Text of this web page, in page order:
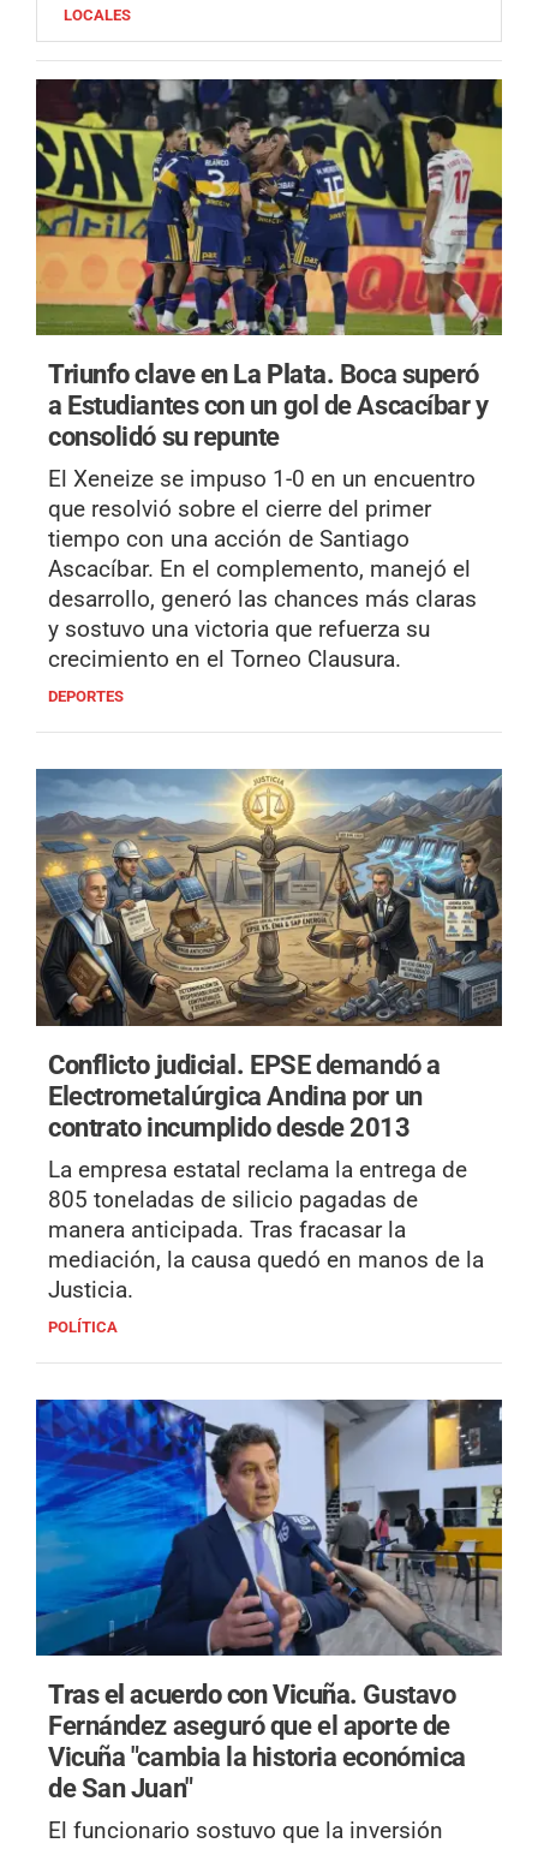
LOCALES
Triunfo clave en La Plata. Boca superó
a Estudiantes con un gol de Ascacíbar y
consolidó su repunte
El Xeneize se impuso 1-0 en un encuentro
que resolvió sobre el cierre del primer
tiempo con una acción de Santiago
Ascacíbar. En el complemento, manejó el
desarrollo, generó las chances más claras
y sostuvo una victoria que refuerza su
crecimiento en el Torneo Clausura.
DEPORTES
Conflicto judicial. EPSE demandó a
Electrometalúrgica Andina por un
contrato incumplido desde 2013
La empresa estatal reclama la entrega de
805 toneladas de silicio pagadas de
manera anticipada. Tras fracasar la
mediación, la causa quedó en manos de la
Justicia.
POLÍTICA
Tras el acuerdo con Vicuña. Gustavo
Fernández aseguró que el aporte de
Vicuña "cambia la historia económica
de San Juan"
El funcionario sostuvo que la inversión